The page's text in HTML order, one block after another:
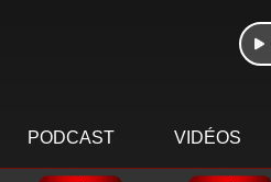
PODCAST VIDÉOS